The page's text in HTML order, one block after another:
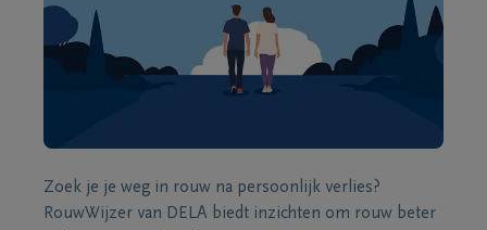
Zoek je je weg in rouw na persoonlijk verlies?
RouwWijzer van DELA biedt inzichten om rouw beter